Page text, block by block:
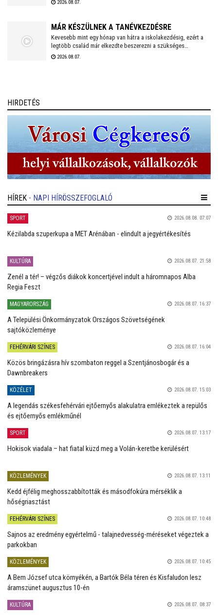
2026.08.07.
MÁR KÉSZÜLNEK A TANÉVKEZDÉSRE
Kevesebb mint egy hónap van hátra a iskolakezdésig, ezért a
legtöbb család már elkezdte beszerezni a szükséges
tanszereket. A fehérvári papír-írószer üzletek már július eleje
2026.08.07.
HIRDETÉS
HÍREK - NAPI HÍRÖSSZEFOGLALÓ
SPORT 2026.08.08. 07:07
Kézilabda szuperkupa a MET Arénában - elindult a jegyértékesítés
KULTÚRA 2026.08.07. 21:58
Zenél a tér! – végzős diákok koncertjével indult a háromnapos Alba
Regia Feszt
MAGYARORSZÁG 2026.08.07. 16:37
A Települési Önkormányzatok Országos Szövetségének
sajtóközleménye
FEHÉRVÁRI SZÍNES 2026.08.07. 16:04
Közös bringázásra hív szombaton reggel a Szentjánosbogár és a
Dawnbreakers
KÖZÉLET 2026.08.07. 15:03
A legendás székesfehérvári ejtőernyős alakulatra emlékeztek a repülős
és ejtőernyős emlékműnél
SPORT 2026.08.07. 13:17
Hokisok viadala – hat fiatal küzd meg a Volán-keretbe kerülésért
KÖZLEMÉNYEK 2026.08.07. 13:11
Kedd éjfélig meghosszabbították és másodfokúra mérséklik a
hőségriasztást
FEHÉRVÁRI SZÍNES 2026.08.07. 10:48
Sajnos az eredmény egyértelmű - talajnedvesség-méréseket végeztek a
parkokban
KÖZLEMÉNYEK 2026.08.07. 10:45
A Bem József utca környékén, a Bartók Béla téren és Kisfaludon lesz
áramszünet augusztus 10-én
KULTÚRA 2026.08.07. 08:37